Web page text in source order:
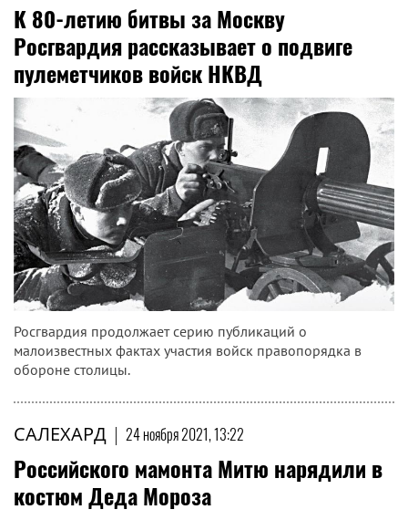
К 80-летию битвы за Москву
Росгвардия рассказывает о подвиге
пулеметчиков войск НКВД
Росгвардия продолжает серию публикаций о
малоизвестных фактах участия войск правопорядка в
обороне столицы.
САЛЕХАРД | 24 ноября 2021, 13:22
Российского мамонта Митю нарядили в
костюм Деда Мороза